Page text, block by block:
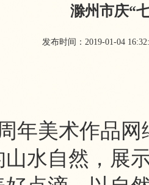
滁州市庆“
发布时间：2019-01-04
年美术作品
水自然，展